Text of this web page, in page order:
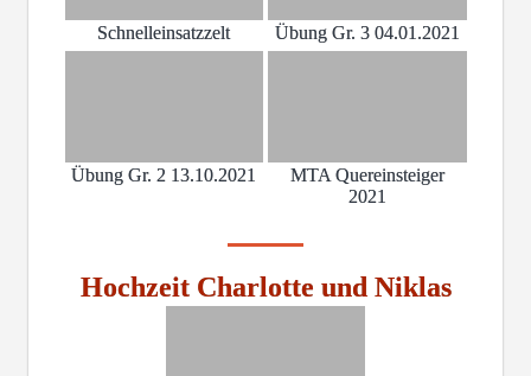
Schnelleinsatzzelt Übung Gr. 3 04.01.2021
Übung Gr. 2 13.10.2021
MTA Quereinsteiger
2021
Hochzeit Charlotte und Niklas